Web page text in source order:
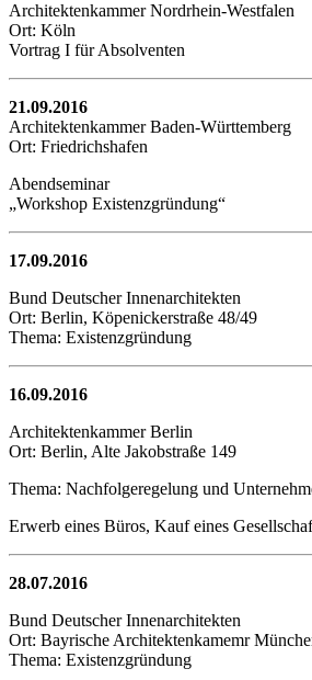
Architektenkammer Nordrhein-Westfalen
Ort: Köln
Vortrag I für Absolventen
21.09.2016
Architektenkammer Baden-Württemberg
Ort: Friedrichshafen
Abendseminar
„Workshop Existenzgründung“
17.09.2016
Bund Deutscher Innenarchitekten
Ort: Berlin, Köpenickerstraße 48/49
Thema: Existenzgründung
16.09.2016
Architektenkammer Berlin
Ort: Berlin, Alte Jakobstraße 149
Thema: Nachfolgeregelung und
Erwerb eines Büros, Kauf eines
28.07.2016
Bund Deutscher Innenarchitekten
Ort: Bayrische Architektenkamemr
Thema: Existenzgründung